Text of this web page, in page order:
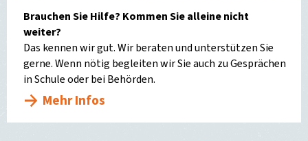
Brauchen Sie Hilfe? Kommen Sie alleine nicht
weiter?
Das kennen wir gut. Wir beraten und unterstützen Sie
gerne. Wenn nötig begleiten wir Sie auch zu Gesprächen
in Schule oder bei Behörden.
Mehr Infos